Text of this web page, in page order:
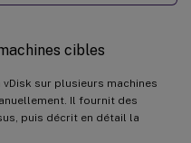
cibles
sur plusieurs machines
Il fournit des
puis décrit en détail la